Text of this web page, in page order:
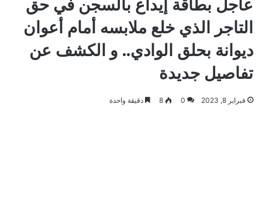
عاجل بطاقة إيداع بالسجن في حق
التاجر الذي خلع ملابسه أمام أعوان
ديوانة بحلق الوادي.. و الكشف عن
تفاصيل جديدة
فبراير 8, 2023 0
8 دقيقة واحدة